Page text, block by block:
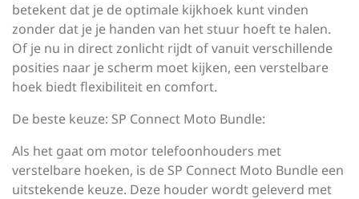
betekent dat je de optimale kijkhoek kunt vinden
zonder dat je je handen van het stuur hoeft te halen.
Of je nu in direct zonlicht rijdt of vanuit verschillende
posities naar je scherm moet kijken, een verstelbare
hoek biedt flexibiliteit en comfort.
De beste keuze: SP Connect Moto Bundle:
Als het gaat om motor telefoonhouders met
verstelbare hoeken, is de SP Connect Moto Bundle een
uitstekende keuze. Deze houder wordt geleverd met